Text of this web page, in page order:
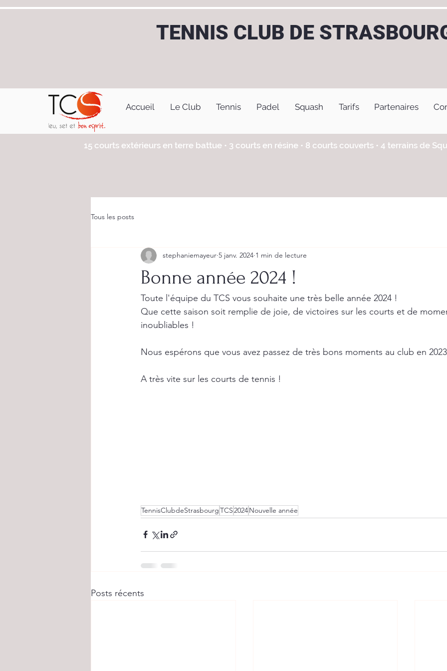
TENNIS CLUB DE
Accueil Le Club Tennis Padel Squash Tarifs Partenaires
15 courts extérieurs en terre battue • 3 courts en résine • 8 courts couverts • 4 terrains de
Tous les posts
Bonne année 2024 !
stephaniemayeur 5 janv. 2024 1 min de lecture
Toute l'équipe du TCS vous souhaite une très belle année 2024 !
Que cette saison soit remplie de joie, de victoires sur les courts et de
inoubliables !
Nous espérons que vous avez passez de très bons moments au club en
A très vite sur les courts de tennis !
TennisClubdeStrasbourgTCS2024Nouvelle année
Posts récents